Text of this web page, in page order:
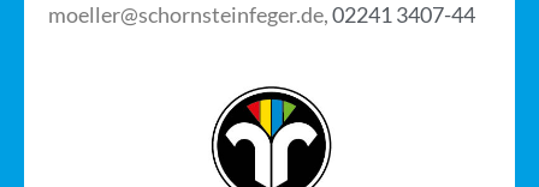
moeller@schornsteinfeger.de,02241 3407-44